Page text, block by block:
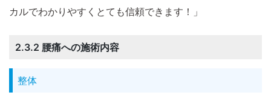
カルでわかりやすくとても信頼できます！」
2.3.2 腰痛への施術内容
整体